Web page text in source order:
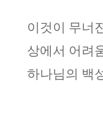
이것이 무너
상에서 어려
하나님의 백